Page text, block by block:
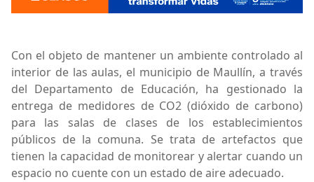
Con el objeto de mantener un ambiente controlado al
interior de las aulas, el municipio de Maullín, a través
del Departamento de Educación, ha gestionado la
entrega de medidores de CO2 (dióxido de carbono)
para las salas de clases de los establecimientos
públicos de la comuna. Se trata de artefactos que
tienen la capacidad de monitorear y alertar cuando un
espacio no cuente con un estado de aire adecuado.